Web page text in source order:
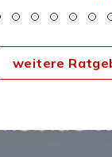
weitere